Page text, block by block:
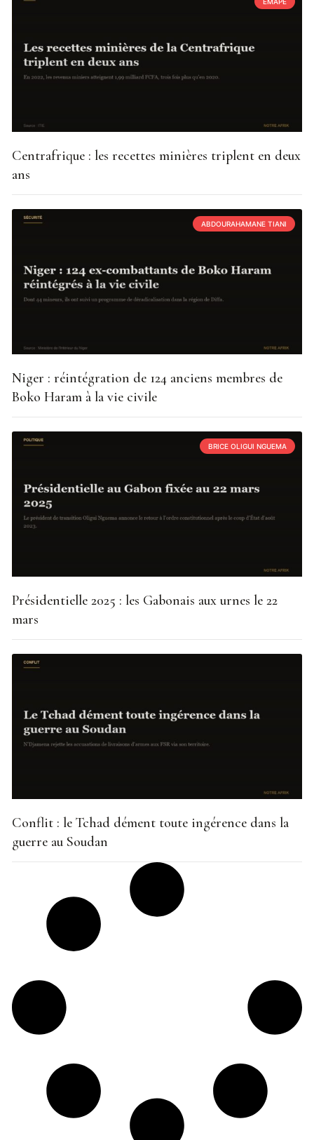
Centrafrique : les recettes minières triplent en deux
ans
ABDOURAHAMANE TIANI
Niger : réintégration de 124 anciens membres de
Boko Haram à la vie civile
BRICE OLIGUI NGUEMA
Présidentielle 2025 : les Gabonais aux urnes le 22
mars
Conflit : le Tchad dément toute ingérence dans la
guerre au Soudan